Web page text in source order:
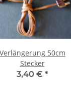
50cm
Stecker
3,40 € *